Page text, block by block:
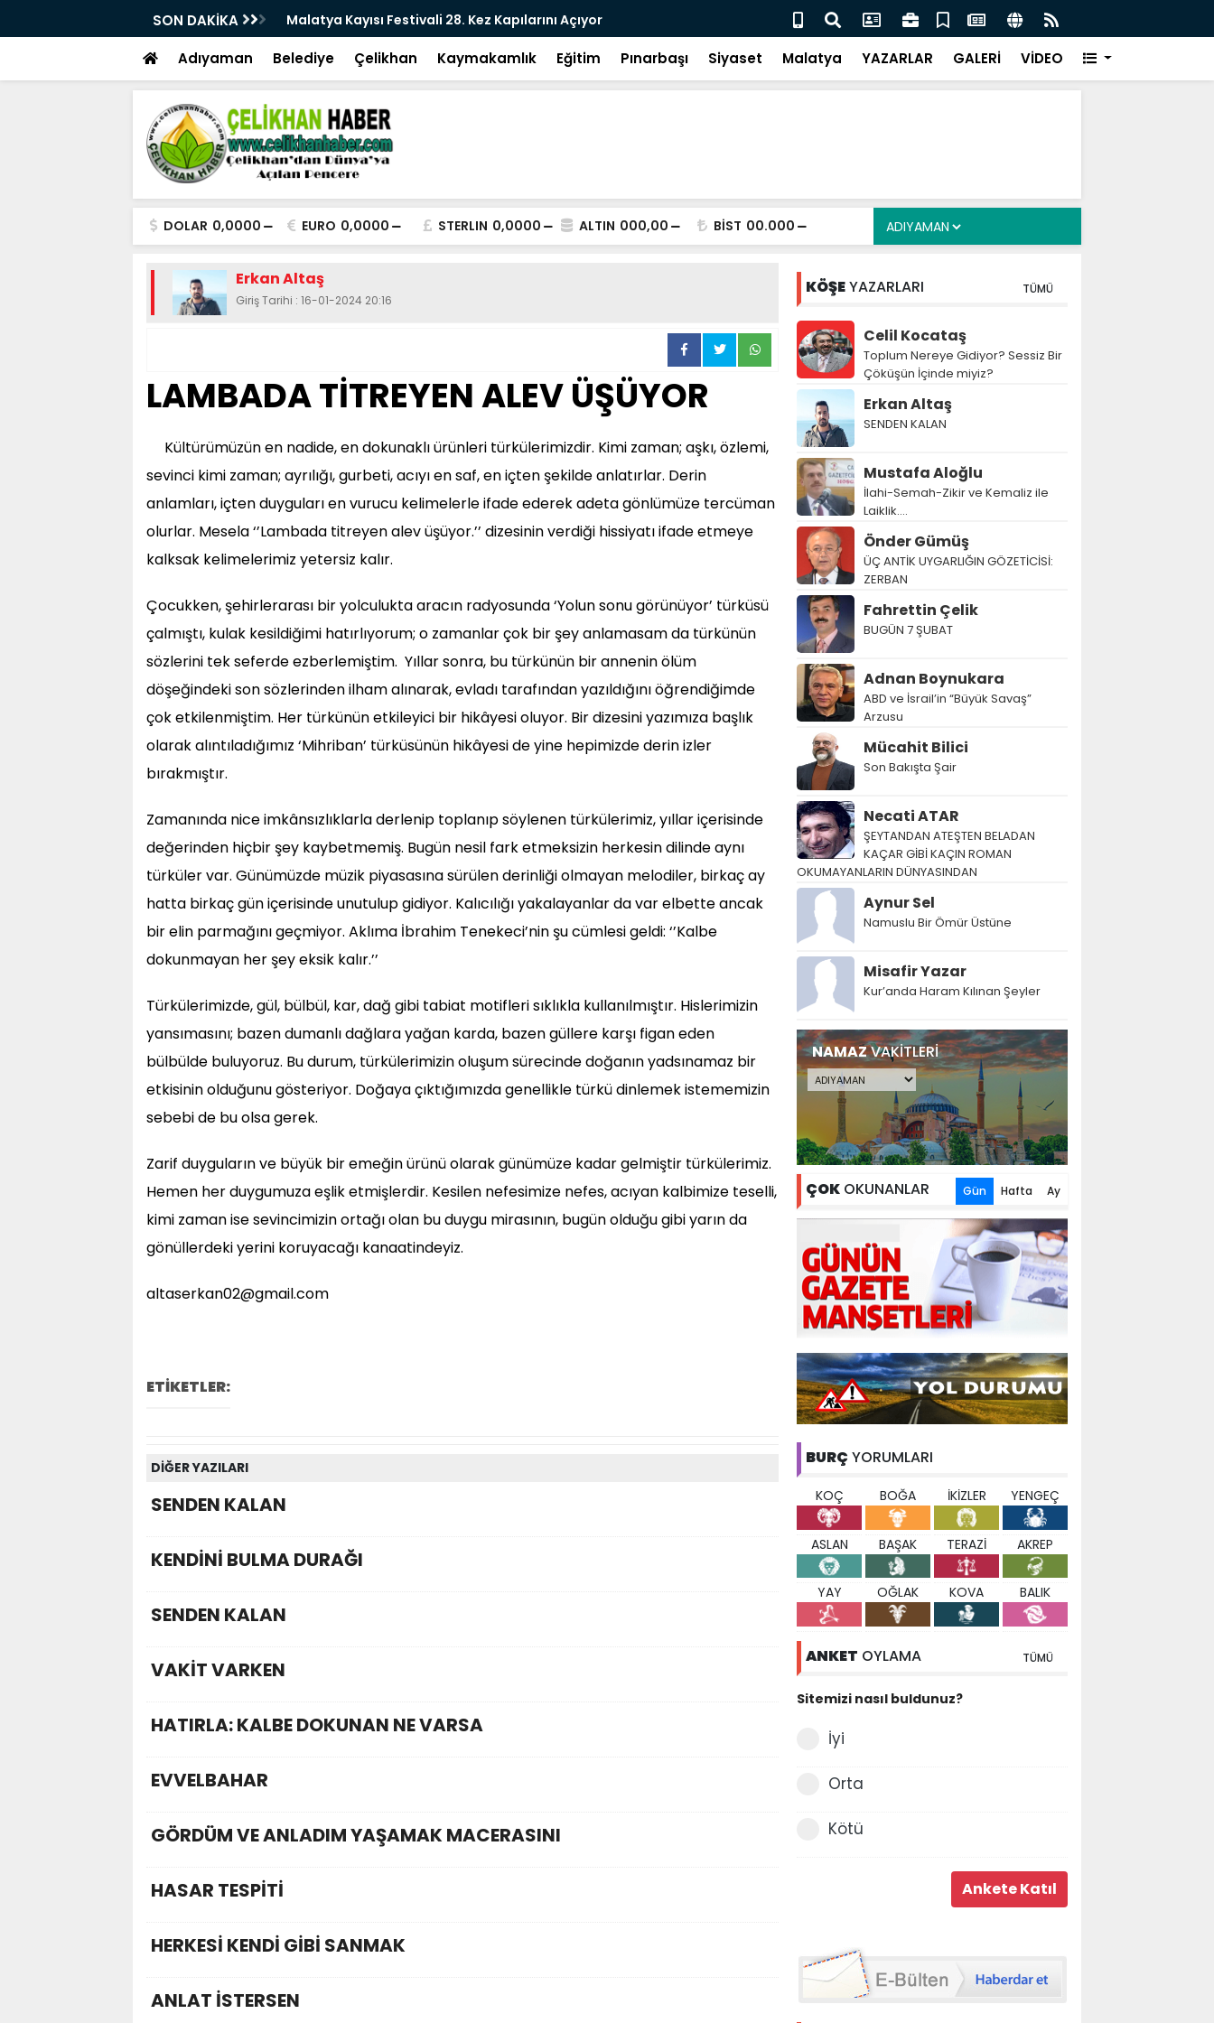
SON DAKİKA
altyapısıyla geleceğe hazırlanıyor Malatya Kayısı Festivali 28. Kez Kapılarını Açıyor Vesayetten Siyasete: DEM Parti’nin Tarihi Sınavı
Adıyaman Belediye Çelikhan Kaymakamlık Eğitim Pınarbaşı Siyaset Malatya YAZARLAR GALERİ VİDEO
DOLAR 0,0000 EURO 0,0000 STERLIN 0,0000 ALTIN 000,00 BİST 00.000
Erkan Altaş
Giriş Tarihi : 16-01-2024 20:16
LAMBADA TİTREYEN ALEV ÜŞÜYOR
Kültürümüzün en nadide, en dokunaklı ürünleri türkülerimizdir. Kimi zaman; aşkı, özlemi,
sevinci kimi zaman; ayrılığı, gurbeti, acıyı en saf, en içten şekilde anlatırlar. Derin
anlamları, içten duyguları en vurucu kelimelerle ifade ederek adeta gönlümüze tercüman
olurlar. Mesela ‘’Lambada titreyen alev üşüyor.’’ dizesinin verdiği hissiyatı ifade etmeye
kalksak kelimelerimiz yetersiz kalır.
Çocukken, şehirlerarası bir yolculukta aracın radyosunda ‘Yolun sonu görünüyor’ türküsü
çalmıştı, kulak kesildiğimi hatırlıyorum; o zamanlar çok bir şey anlamasam da türkünün
sözlerini tek seferde ezberlemiştim. Yıllar sonra, bu türkünün bir annenin ölüm
döşeğindeki son sözlerinden ilham alınarak, evladı tarafından yazıldığını öğrendiğimde
çok etkilenmiştim. Her türkünün etkileyici bir hikâyesi oluyor. Bir dizesini yazımıza başlık
olarak alıntıladığımız ‘Mihriban’ türküsünün hikâyesi de yine hepimizde derin izler
bırakmıştır.
Zamanında nice imkânsızlıklarla derlenip toplanıp söylenen türkülerimiz, yıllar içerisinde
değerinden hiçbir şey kaybetmemiş. Bugün nesil fark etmeksizin herkesin dilinde aynı
türküler var. Günümüzde müzik piyasasına sürülen derinliği olmayan melodiler, birkaç ay
hatta birkaç gün içerisinde unutulup gidiyor. Kalıcılığı yakalayanlar da var elbette ancak
bir elin parmağını geçmiyor. Aklıma İbrahim Tenekeci’nin şu cümlesi geldi: ‘’Kalbe
dokunmayan her şey eksik kalır.’’
Türkülerimizde, gül, bülbül, kar, dağ gibi tabiat motifleri sıklıkla kullanılmıştır. Hislerimizin
yansımasını; bazen dumanlı dağlara yağan karda, bazen güllere karşı figan eden
bülbülde buluyoruz. Bu durum, türkülerimizin oluşum sürecinde doğanın yadsınamaz bir
etkisinin olduğunu gösteriyor. Doğaya çıktığımızda genellikle türkü dinlemek istememizin
sebebi de bu olsa gerek.
Zarif duyguların ve büyük bir emeğin ürünü olarak günümüze kadar gelmiştir türkülerimiz.
Hemen her duygumuza eşlik etmişlerdir. Kesilen nefesimize nefes, acıyan kalbimize teselli,
kimi zaman ise sevincimizin ortağı olan bu duygu mirasının, bugün olduğu gibi yarın da
gönüllerdeki yerini koruyacağı kanaatindeyiz.
altaserkan02@gmail.com
ETİKETLER:
DİĞER YAZILARI
SENDEN KALAN
KENDİNİ BULMA DURAĞI
SENDEN KALAN
VAKİT VARKEN
HATIRLA: KALBE DOKUNAN NE VARSA
EVVELBAHAR
GÖRDÜM VE ANLADIM YAŞAMAK MACERASINI
HASAR TESPİTİ
HERKESİ KENDİ GİBİ SANMAK
ANLAT İSTERSEN
KÖŞEYAZARLARI TÜMÜ
Celil Kocataş
Toplum Nereye Gidiyor? Sessiz Bir
Çöküşün İçinde miyiz?
Erkan Altaş
SENDEN KALAN
Mustafa Aloğlu
İlahi-Semah-Zikir ve Kemaliz ile
Laiklik….
Önder Gümüş
ÜÇ ANTİK UYGARLIĞIN GÖZETİCİSİ:
ZERBAN
Fahrettin Çelik
BUGÜN 7 ŞUBAT
Adnan Boynukara
ABD ve İsrail’in “Büyük Savaş”
Arzusu
Mücahit Bilici
Son Bakışta Şair
Necati ATAR
ŞEYTANDAN ATEŞTEN BELADAN
KAÇAR GİBİ KAÇIN ROMAN
OKUMAYANLARIN DÜNYASINDAN
Aynur Sel
Namuslu Bir Ömür Üstüne
Misafir Yazar
Kur’anda Haram Kılınan Şeyler
NAMAZVAKİTLERİ
ÇOK OKUNANLAR Gün Hafta Ay
BURÇ YORUMLARI
KOÇ BOĞA İKİZLER YENGEÇ
ASLAN BAŞAK TERAZİ AKREP
YAY OĞLAK KOVA BALIK
ANKET OYLAMA TÜMÜ
Sitemizi nasıl buldunuz?
İyi
Orta
Kötü